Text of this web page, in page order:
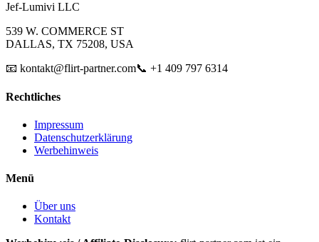
Jef-Lumivi LLC
539 W. COMMERCE ST
DALLAS, TX 75208, USA
📧 kontakt@flirt-partner.com📞 +1 409 797 6314
Rechtliches
Impressum
Datenschutzerklärung
Werbehinweis
Menü
Über uns
Kontakt